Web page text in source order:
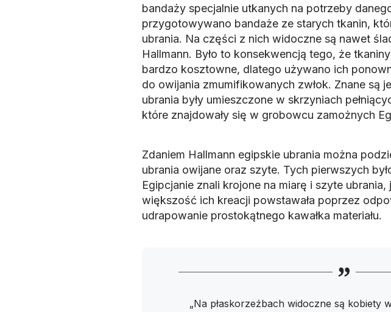
bandaży specjalnie utkanych na potrzeby
przygotowywano bandaże ze starych tkanin,
ubrania. Na części z nich widoczne są nawet
Hallmann. Było to konsekwencją tego, że
bardzo kosztowne, dlatego używano ich
do owijania zmumifikowanych zwłok. Znane są
ubrania były umieszczone w skrzyniach
które znajdowały się w grobowcu zamożnych
Zdaniem Hallmann egipskie ubrania można
ubrania owijane oraz szyte. Tych pierwszych
Egipcjanie znali krojone na miarę i szyte
większość ich kreacji powstawała poprzez
udrapowanie prostokątnego kawałka materiału.
„Na płaskorzeźbach widoczne są kobiety